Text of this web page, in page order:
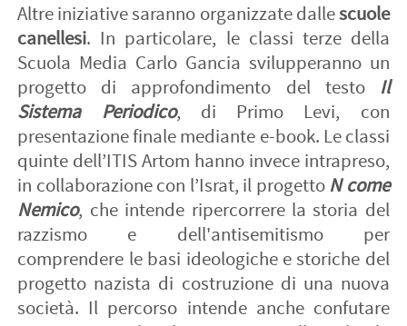
Altre iniziative saranno organizzate dallescuole
canellesi. In particolare, le classi terze della
Scuola Media Carlo Gancia svilupperanno un
progetto di approfondimento del testo Il
Sistema Periodico, di Primo Levi, con
presentazione finale mediante e-book. Le classi
quinte dell’ITIS Artom hanno invece intrapreso,
in collaborazione con l’Israt, il progetto N come
Nemico, che intende ripercorrere la storia del
razzismo e dell'antisemitismo per
comprendere le basi ideologiche e storiche del
progetto nazista di costruzione di una nuova
società. Il percorso intende anche confutare